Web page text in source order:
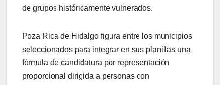
de grupos históricamente vulnerados.
Poza Rica de Hidalgo figura entre los municipios
seleccionados para integrar en sus planillas una
fórmula de candidatura por representación
proporcional dirigida a personas con